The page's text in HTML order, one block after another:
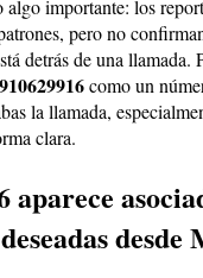
importante: los
pero no
detrás de una llamada.
910629916como un
la llamada,
clara.
aparece